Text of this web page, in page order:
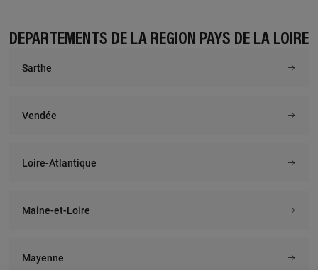
DÉPARTEMENTS DE LA RÉGION PAYS DE LA LOIRE
Sarthe
Vendée
Loire-Atlantique
Maine-et-Loire
Mayenne